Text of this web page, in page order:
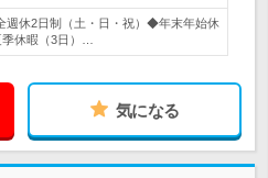
週休2日制（土・日・祝）◆年末年始休
休暇（3日）…
気になる